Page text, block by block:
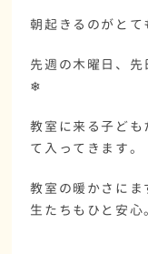
朝起きるのがとて
先週の木曜日、
❄
教室に来る子ども
て入ってきます。
教室の暖かさに
生たちもひと安心